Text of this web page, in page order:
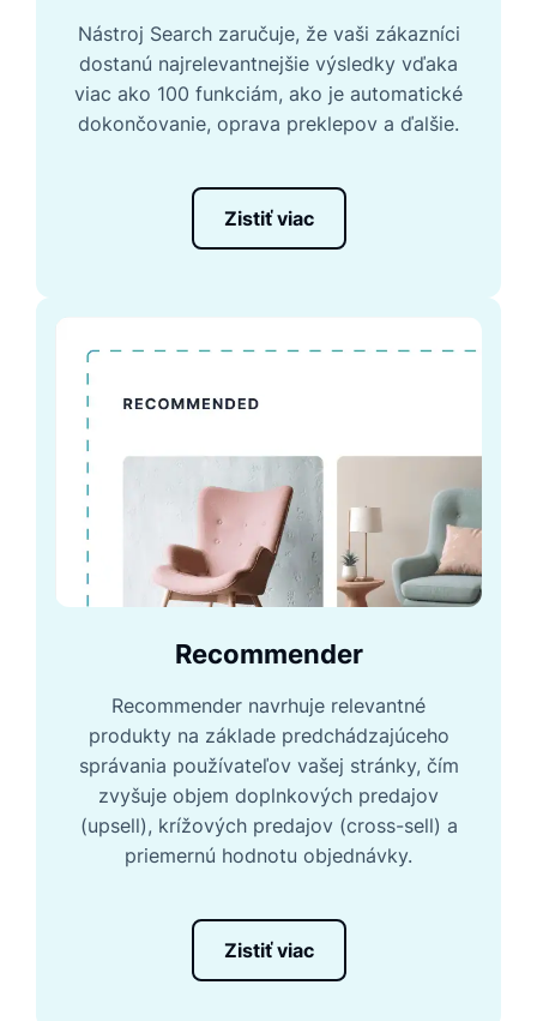
Nástroj Search zaručuje, že vaši zákazníci
dostanú najrelevantnejšie výsledky vďaka
viac ako 100 funkciám, ako je automatické
dokončovanie, oprava preklepov a ďalšie.
Zistiť viac
Recommender
Recommender navrhuje relevantné
produkty na základe predchádzajúceho
správania používateľov vašej stránky, čím
zvyšuje objem doplnkových predajov
(upsell), krížových predajov (cross-sell) a
priemernú hodnotu objednávky.
Zistiť viac